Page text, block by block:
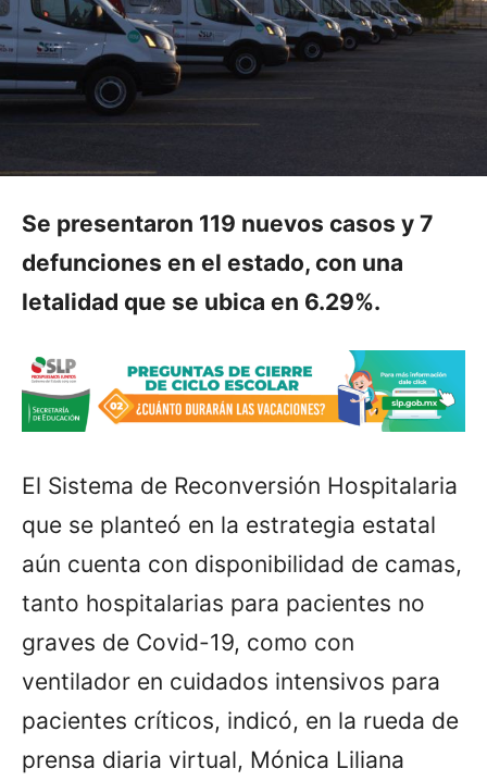
Se presentaron 119 nuevos casos y 7
defunciones en el estado, con una
letalidad que se ubica en 6.29%.
El Sistema de Reconversión Hospitalaria
que se planteó en la estrategia estatal
aún cuenta con disponibilidad de camas,
tanto hospitalarias para pacientes no
graves de Covid-19, como con
ventilador en cuidados intensivos para
pacientes críticos, indicó, en la rueda de
prensa diaria virtual, Mónica Liliana